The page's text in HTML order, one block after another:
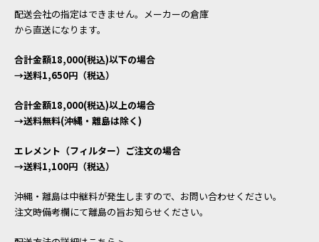
配送会社の指定はできません。メーカーの倉庫
から直送になります。
合計金額18,000(税込)以下の場合
→送料1,650円（税込）
合計金額18,000(税込)以上の場合
→送料無料(沖縄・離島は除く)
エレメント（フィルター）ご注文の場合
→送料1,100円（税込）
沖縄・離島は中継料が発生しますので、お問い合わせください。
注文時備考欄にて離島の旨お知らせください。